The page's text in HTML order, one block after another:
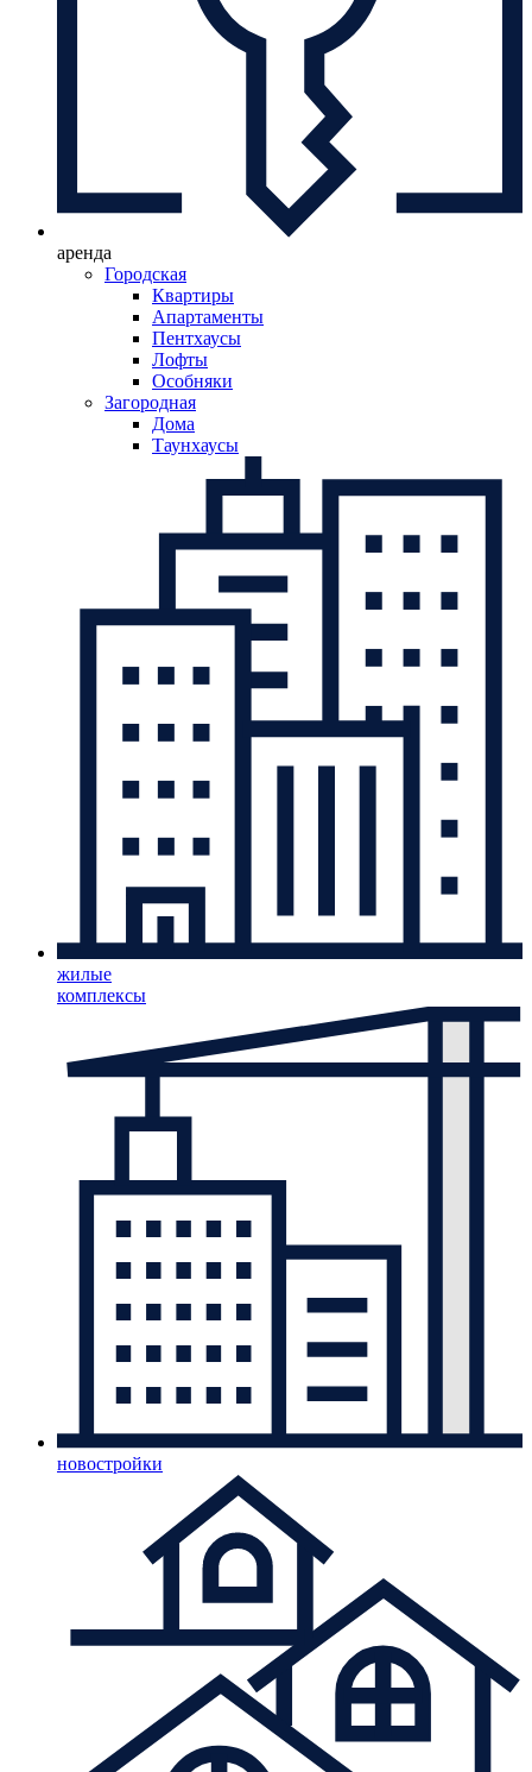
аренда
Городская
Квартиры
Апартаменты
Пентхаусы
Лофты
Особняки
Загородная
Дома
Таунхаусы
жилые
комплексы
новостройки